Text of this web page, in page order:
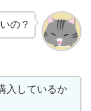
の？
入しているか